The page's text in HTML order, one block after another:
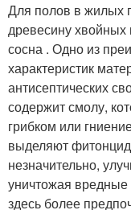
Для полов в жилых
древесину хвойных
сосна . Одно из
характеристик
антисептических
содержит смолу,
грибком или
выделяют
незначительно,
уничтожая
здесь более